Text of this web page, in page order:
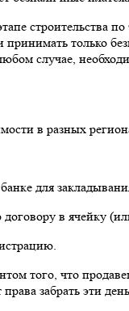
строительства
принимать только
случае,
в разных
для
в ячейку
того, что
забрать эти